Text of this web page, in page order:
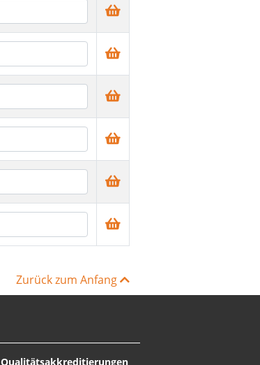
Zurück zum Anfang
Qualitätsakkreditierungen